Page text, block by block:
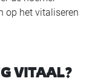
op het vitaliseren
VITAAL?